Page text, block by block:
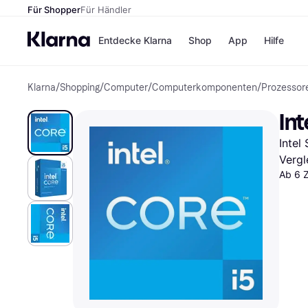
Für ShopperFür Händler
Entdecke Klarna
Zahlungsmethoden
Bezahle in 3
Bezahle in bis zu 30
Shop
Shops
H&M
Temu
App Hilfe
Klarna/Shopping/Computer/Computerkomponenten/
Intel
Ab 6